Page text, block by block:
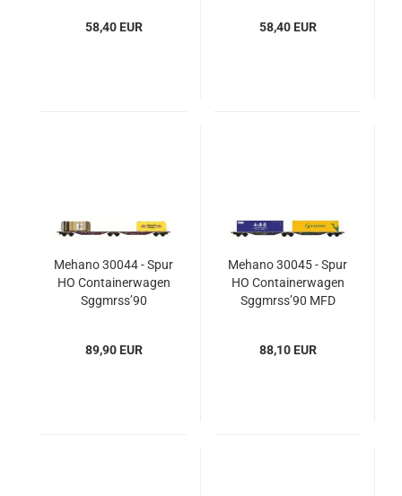
58,40 EUR
58,40 EUR
Mehano 30044 - Spur
HO Containerwagen
Sggmrss’90
89,90 EUR
Mehano 30045 - Spur
HO Containerwagen
Sggmrss’90 MFD
88,10 EUR